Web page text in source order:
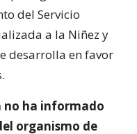
del Servicio
a la Niñez y
desarrolla en favor
no ha informado
organismo de